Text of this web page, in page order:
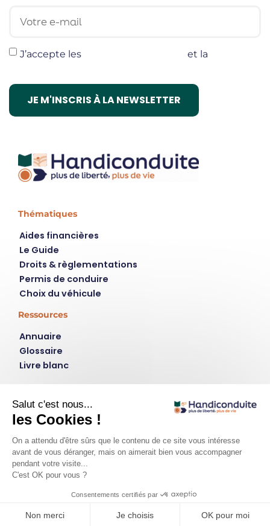
J’accepte les et la
Thématiques
Aides financières
Le Guide
Droits & règlementations
Permis de conduire
Choix du véhicule
Ressources
Annuaire
Glossaire
Livre blanc
Instagram LinkedIn
plus de liberté, plus de vie
Qui est handiconduite.fr ?